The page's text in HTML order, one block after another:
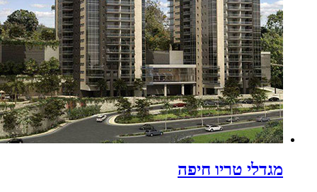
מגדלי טריו חיפה